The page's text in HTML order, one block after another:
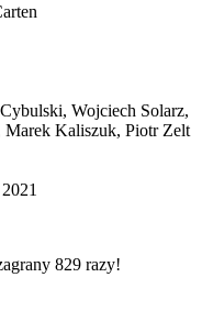
Wojciech Solarz,
Marek Kaliszuk, Piotr Zelt
829 razy!